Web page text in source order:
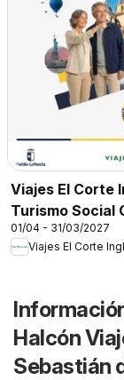
Viajes El Corte
Turismo Social
La Mancha
01/04 - 31/03/2027
Viajes El Corte
Halcón
Sebastián